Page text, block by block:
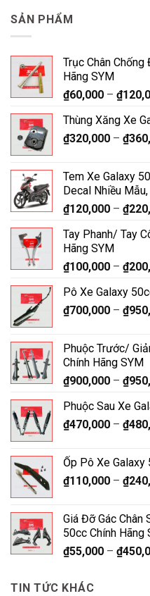
SẢN PHẨM
Trục Chân
Hãng SYM
₫60,000 – ₫
Thùng Xăng Xe
₫320,000 – ₫
Tem Xe Galaxy
Decal Nhiều
₫120,000 – ₫
Tay Phanh/ Tay
Hãng SYM
₫100,000 – ₫
Pô Xe Galaxy
₫700,000 – ₫
Phuộc Trước/
Chính Hãng SYM
₫900,000 – ₫
Phuộc Sau Xe
₫470,000 – ₫
Ốp Pô Xe Galaxy
₫110,000 – ₫
Giá Đỡ Gác Chân
50cc Chính Hãng
₫55,000 – ₫
TIN TỨC KHÁC